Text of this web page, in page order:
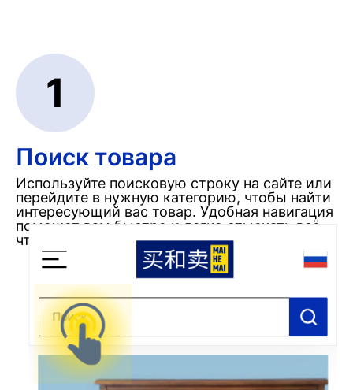
1
Поиск товара
Используйте поисковую строку на сайте или
перейдите в нужную категорию, чтобы найти
интересующий вас товар. Удобная навигация
поможет вам быстро и легко отыскать всё,
что требуется.